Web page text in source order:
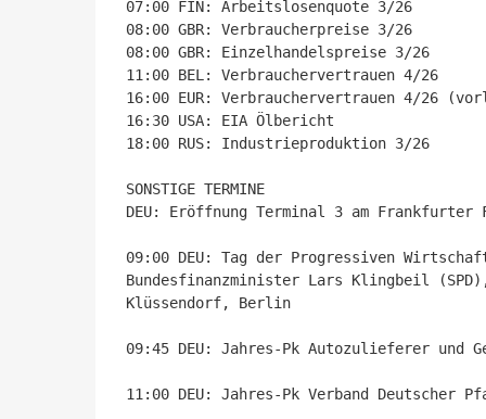
07:00 FIN: Arbeitslosenquote 3/26
08:00 GBR: Verbraucherpreise 3/26
08:00 GBR: Einzelhandelspreise 3/26
11:00 BEL: Verbrauchervertrauen 4/26
16:00 EUR: Verbrauchervertrauen 4/26
16:30 USA: EIA Ölbericht
18:00 RUS: Industrieproduktion 3/26
SONSTIGE TERMINE
DEU: Eröffnung Terminal 3 am
09:00 DEU: Tag der Progressiven
Bundesfinanzminister Lars Klingbeil (SPD),
Klüssendorf, Berlin
09:45 DEU: Jahres-Pk Autozulieferer und
11:00 DEU: Jahres-Pk Verband Deutscher